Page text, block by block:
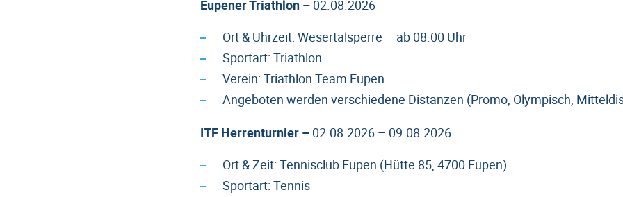
Eupener Triathlon – 02.08.2026
Ort & Uhrzeit: Wesertalsperre – ab 08.00 Uhr
Sportart: Triathlon
Verein: Triathlon Team Eupen
Angeboten werden verschiedene Distanzen (Promo, Olympisch,
ITF Herrenturnier – 02.08.2026 – 09.08.2026
Ort & Zeit: Tennisclub Eupen (Hütte 85, 4700 Eupen)
Sportart: Tennis